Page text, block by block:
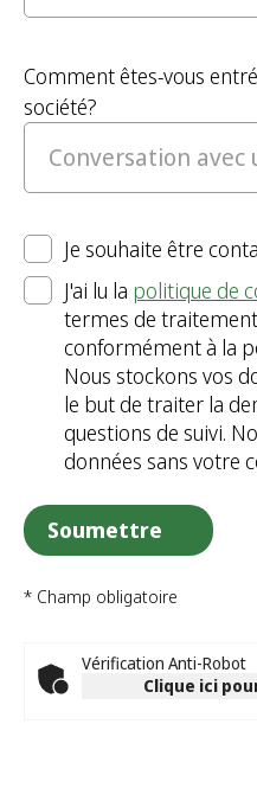
Comment êtes-vous
société?
Je souhaite être
J'ai lu la politique de
termes de
conformément à la
Nous stockons vos
le but de traiter la
questions de suivi.
données sans votre
* Champ obligatoire
Vérification Anti-Robot
Clique ici